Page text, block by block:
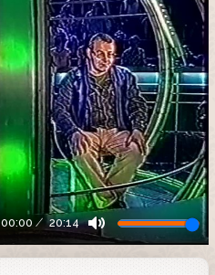
00:00 20:14